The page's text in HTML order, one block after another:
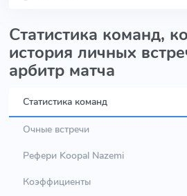
Статистика команд,
история личных
арбитр матча
Статистика команд
Очные встречи
Рефери Koopal Nazemi
Коэффициенты